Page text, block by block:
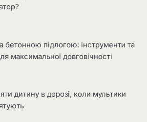
бетонною підлогою: інструменти та
максимальної довговічності
дитину в дорозі, коли мультики